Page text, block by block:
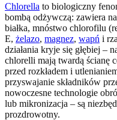
Chlorella to biologiczny
bombą odżywczą: zawiera
białka, mnóstwo chlorofilu
E, żelazo, magnez, wapń i
działania kryje się głębiej –
chlorelli mają twardą ścianę
przed rozkładem i
przyswajanie składników
nowoczesne technologie
lub mikronizacja – są
prozdrowotny.